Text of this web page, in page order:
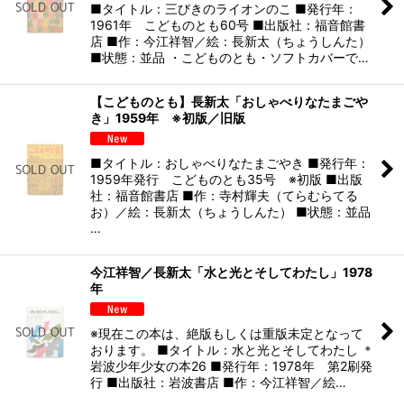
■タイトル：三びきのライオンのこ ■発行年：
1961年 こどものとも60号 ■出版社：福音館書
店 ■作：今江祥智／絵：長新太（ちょうしんた）
■状態：並品 ・こどものとも・ソフトカバーで…
【こどものとも】長新太「おしゃべりなたまごや
き」1959年 ※初版／旧版
■タイトル：おしゃべりなたまごやき ■発行年：
1959年発行 こどものとも35号 ※初版 ■出版
社：福音館書店 ■作：寺村輝夫（てらむらてる
お）／絵：長新太（ちょうしんた） ■状態：並品
…
今江祥智／長新太「水と光とそしてわたし」1978
年
※現在この本は、絶版もしくは重版未定となって
おります。 ■タイトル：水と光とそしてわたし ＊
岩波少年少女の本26 ■発行年：1978年 第2刷発
行 ■出版社：岩波書店 ■作：今江祥智／絵…